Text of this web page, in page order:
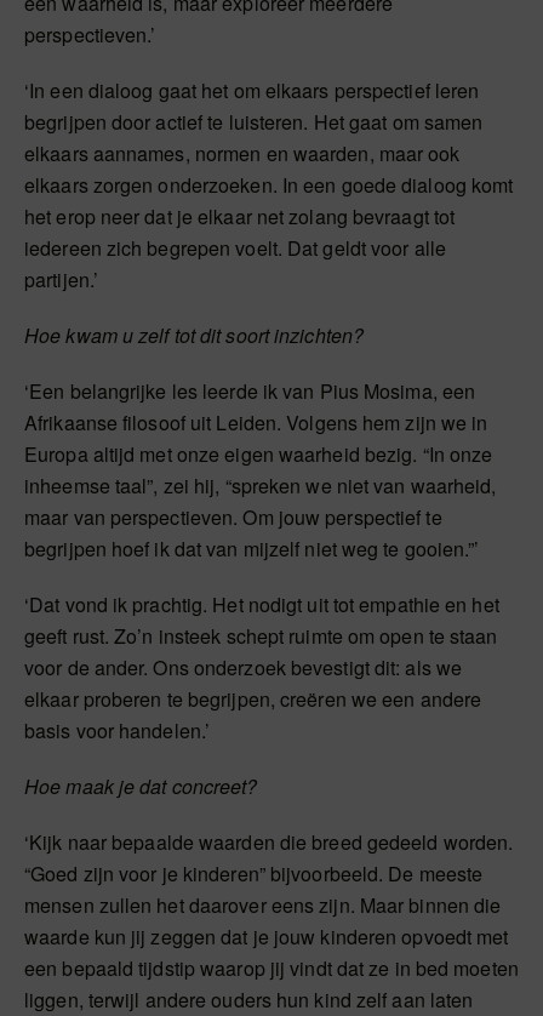
perspectieven.’
‘In een dialoog gaat het om elkaars perspectief leren
begrijpen door actief te luisteren. Het gaat om samen
elkaars aannames, normen en waarden, maar ook
elkaars zorgen onderzoeken. In een goede dialoog komt
het erop neer dat je elkaar net zolang bevraagt tot
iedereen zich begrepen voelt. Dat geldt voor alle
partijen.’
Hoe kwam u zelf tot dit soort inzichten?
‘Een belangrijke les leerde ik van Pius Mosima, een
Afrikaanse filosoof uit Leiden. Volgens hem zijn we in
Europa altijd met onze eigen waarheid bezig. “In onze
inheemse taal”, zei hij, “spreken we niet van waarheid,
maar van perspectieven. Om jouw perspectief te
begrijpen hoef ik dat van mijzelf niet weg te gooien.”’
‘Dat vond ik prachtig. Het nodigt uit tot empathie en het
geeft rust. Zo’n insteek schept ruimte om open te staan
voor de ander. Ons onderzoek bevestigt dit: als we
elkaar proberen te begrijpen, creëren we een andere
basis voor handelen.’
Hoe maak je dat concreet?
‘Kijk naar bepaalde waarden die breed gedeeld worden.
“Goed zijn voor je kinderen” bijvoorbeeld. De meeste
mensen zullen het daarover eens zijn. Maar binnen die
waarde kun jij zeggen dat je jouw kinderen opvoedt met
een bepaald tijdstip waarop jij vindt dat ze in bed moeten
liggen, terwijl andere ouders hun kind zelf aan laten